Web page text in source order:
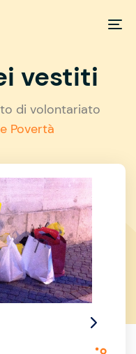
vestiti
di volontariato
Povertà